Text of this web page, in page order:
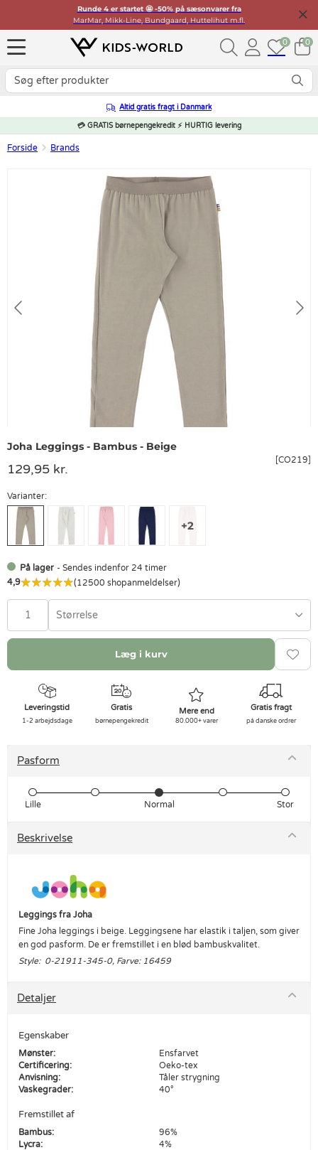
Runde 4 er startet 🤩 -50% på sæsonvarer fra
MarMar, Mikk-Line, Bundgaard, Huttelihut m.fl.
0 0
Altid gratis fragt i Danmark
💳 GRATIS børnepengekredit ⚡ HURTIG levering
Forside Brands
Joha Leggings - Bambus - Beige
[CO219]
129,95 kr.
Varianter:
På lager - Sendes indenfor 24 timer
4,9
(12500 shopanmeldelser)
Størrelse
Læg i kurv
Leveringstid
1-2 arbejdsdage
Gratis
børnepengekredit
Mere end
80.000+ varer
Gratis fragt
på danske ordrer
Pasform
Lille Normal Stor
Beskrivelse
Leggings fra Joha
Fine Joha leggings i beige. Leggingsene har elastik i taljen, som giver
en god pasform. De er fremstillet i en blød bambuskvalitet.
Style: 0-21911-345-0, Farve: 16459
Detaljer
Egenskaber
Mønster:
Ensfarvet
Certificering:
Oeko-tex
Anvisning:
Tåler strygning
Vaskegrader:
40°
Fremstillet af
Bambus:
96%
Lycra:
4%